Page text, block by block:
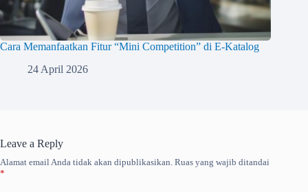
Cara Memanfaatkan Fitur “Mini Competition” di E-Katalog
24 April 2026
Leave a Reply
Alamat email Anda tidak akan dipublikasikan. Ruas yang wajib ditandai
*